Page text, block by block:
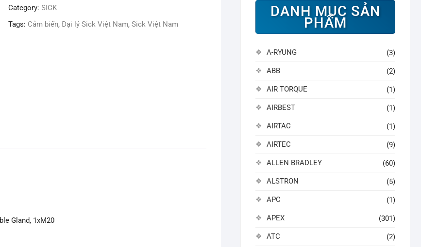
Category: SICK
Tags: Cảm biến, Đại lý Sick Việt Nam, Sick Việt Nam
Gland, 1xM20
DANH MỤC SẢN
PHẨM
A-RYUNG (3)
ABB (2)
AIR TORQUE (1)
AIRBEST (1)
AIRTAC (1)
AIRTEC (9)
ALLEN BRADLEY (60)
ALSTRON (5)
APC (1)
APEX (301)
ATC (2)